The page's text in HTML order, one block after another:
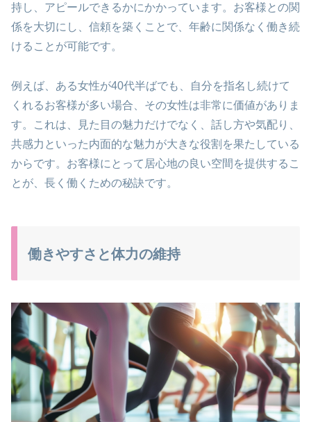
持し、アピールできるかにかかっています。お客様との関
係を大切にし、信頼を築くことで、年齢に関係なく働き続
けることが可能です。
例えば、ある女性が40代半ばでも、自分を指名し続けて
くれるお客様が多い場合、その女性は非常に価値がありま
す。これは、見た目の魅力だけでなく、話し方や気配り、
共感力といった内面的な魅力が大きな役割を果たしている
からです。お客様にとって居心地の良い空間を提供するこ
とが、長く働くための秘訣です。
働きやすさと体力の維持